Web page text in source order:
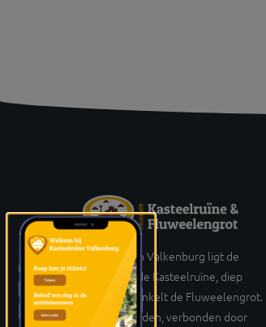
Hoog boven Valkenburg ligt de
eeuwenoude Kasteelruïne, diep
eronder kronkelt de Fluweelengrot.
Twee werelden, verbonden door